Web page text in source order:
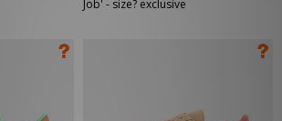
Job' - size? exclusive